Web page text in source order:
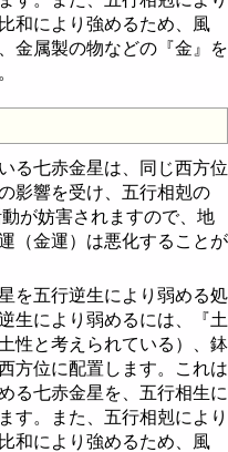
和により強めるため、風
金属製の物などの『金』を
る七赤金星は、同じ西方位
影響を受け、五行相剋の
が妨害されますので、地
（金運）は悪化することが
を五行逆生により弱める処
生により弱めるには、『土
性と考えられている）、鉢
方位に配置します。これは
る七赤金星を、五行相生に
す。また、五行相剋により
和により強めるため、風